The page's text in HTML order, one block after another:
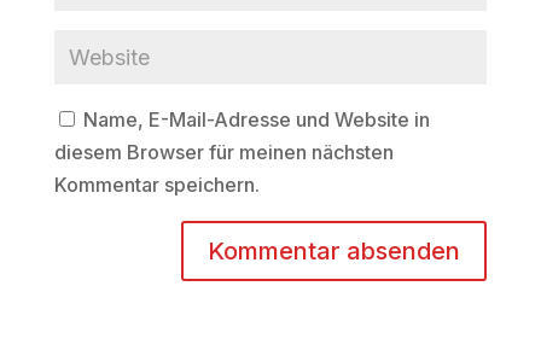
Name, E-Mail-Adresse und Website in
diesem Browser für meinen nächsten
Kommentar speichern.